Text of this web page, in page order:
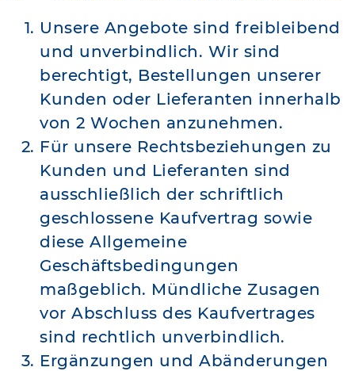
Unsere Angebote sind freibleibend
und unverbindlich. Wir sind
berechtigt, Bestellungen unserer
Kunden oder Lieferanten innerhalb
von 2 Wochen anzunehmen.
Für unsere Rechtsbeziehungen zu
Kunden und Lieferanten sind
ausschließlich der schriftlich
geschlossene Kaufvertrag sowie
diese Allgemeine
Geschäftsbedingungen
maßgeblich. Mündliche Zusagen
vor Abschluss des Kaufvertrages
sind rechtlich unverbindlich.
Ergänzungen und Abänderungen